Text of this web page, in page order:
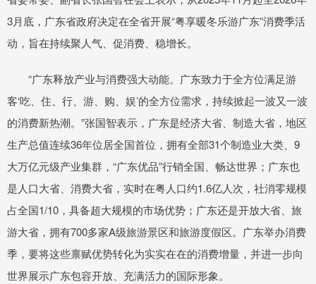
3月底，广东省政府决定在全省开展“粤享暖冬乐游广东”消费季活
动，旨在持续聚人气、促消费、稳增长。
“广东释放产业与消费强大动能。广东致力于全方位满足游
客‘吃、住、行、游、购、娱’的全方位需求，持续掀起一波又一波
的消费新热潮。”张国智表示，广东是经济大省、制造大省，地区
生产总值连续36年位居全国首位，拥有全部31个制造业大类、9
大万亿元级产业集群，“广东优品”行销全国、畅达世界；广东也
是人口大省、消费大省，实时在粤人口约1.6亿人次，社消零规模
占全国1/10，具备超大规模的市场优势；广东还是开放大省、旅
游大省，拥有700多家A级旅游景区和旅游度假区。广东举办消费
季，要将这些禀赋优势转化为实实在在的消费增量，并进一步向
世界展示广东包容开放、充满活力的国际形象。